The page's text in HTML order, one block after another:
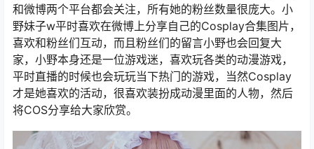
和微博两个平台都会关注，所有她的粉丝数量很庞大。小
野妹子w平时喜欢在微博上分享自己的Cosplay合集图片，
喜欢和粉丝们互动，而且粉丝们的留言小野也会回复大
家，小野本身还是一位游戏迷，喜欢玩各类的动漫游戏，
平时直播的时候也会玩玩当下热门的游戏，当然Cosplay
才是她喜欢的活动，很喜欢装扮成动漫里面的人物，然后
将COS分享给大家欣赏。